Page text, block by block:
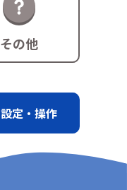
その他
設定・操作